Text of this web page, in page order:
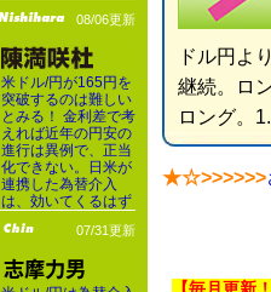
ドル円よ
継続。ロ
ロング。
★☆>>>>>>
08/06更新
米ドル/円が165円を
突破するのは難しい
とみる！ 金利差で考
えれば近年の円安の
進行は異例で、正当
化できない。日米が
連携した為替介入
は、効いてくるはず
07/31更新